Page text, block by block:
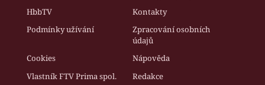
HbbTV
Kontakty
Podmínky užívání
Zpracování osobních
údajů
Cookies
Nápověda
Vlastník FTV Prima spol.
Redakce